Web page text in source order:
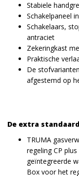
Stabiele
Schakelpaneel
Schakelaars,
antraciet
Zekeringkast
Praktische
De
afgestemd op
De extra
TRUMA
regeling CP
geïntegreerde
Box voor het